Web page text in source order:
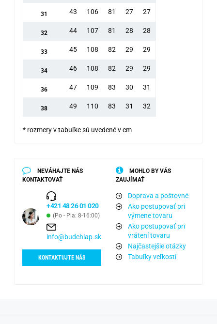
31 43 106 81 27 27
32 44 107 81 28 28
33 45 108 82 29 29
34 46 108 82 29 29
36 47 109 83 30 31
38 49 110 83 31 32
* rozmery v tabuľke sú uvedené v cm
NEVÁHAJTE NÁS
KONTAKTOVAŤ
+421 48 26 01 020
(Po - Pia: 8-16:00)
info@budchlap.sk
KONTAKTUJTE NÁS
MOHLO BY VÁS
ZAUJÍMAŤ
Doprava a poštovné
Ako postupovať pri
výmene tovaru
Ako postupovať pri
vrátení tovaru
Najčastejšie otázky
Tabuľky veľkostí